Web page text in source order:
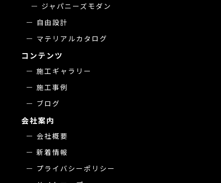
ジャパニーズモダン
自由設計
マテリアルカタログ
コンテンツ
施工ギャラリー
施工事例
ブログ
会社案内
会社概要
新着情報
プライバシーポリシー